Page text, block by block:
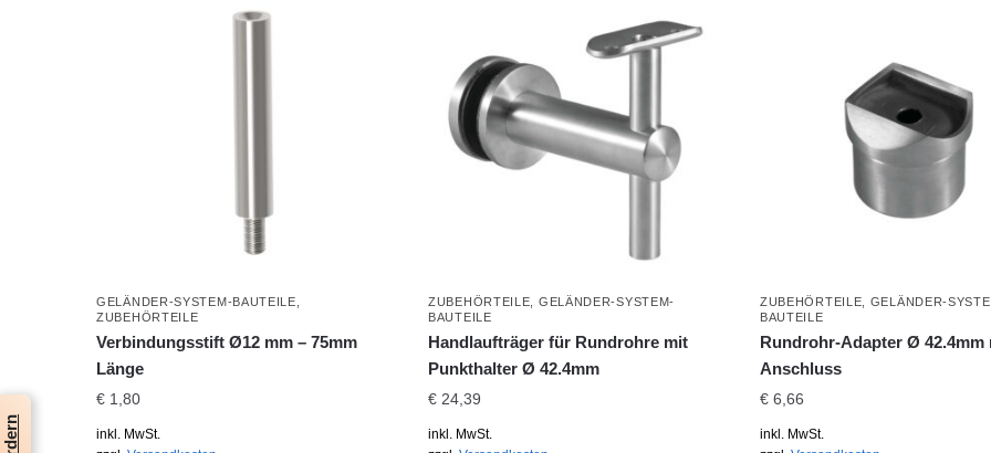
GELÄNDER-SYSTEM-BAUTEILE
ZUBEHÖRTEILE
Verbindungsstift Ø12 mm – 75mm
Länge
€ 1,80
inkl. MwSt.
ZUBEHÖRTEILE
GELÄNDER-SYSTEM-
BAUTEILE
Handlaufträger für Rundrohre mit
Punkthalter Ø 42.4mm
€ 24,39
inkl. MwSt.
ZUBEHÖRTEILE
GELÄNDER-
BAUTEILE
Rundrohr-Adapter Ø 42.4mm
Anschluss
€6,66
inkl. MwSt.